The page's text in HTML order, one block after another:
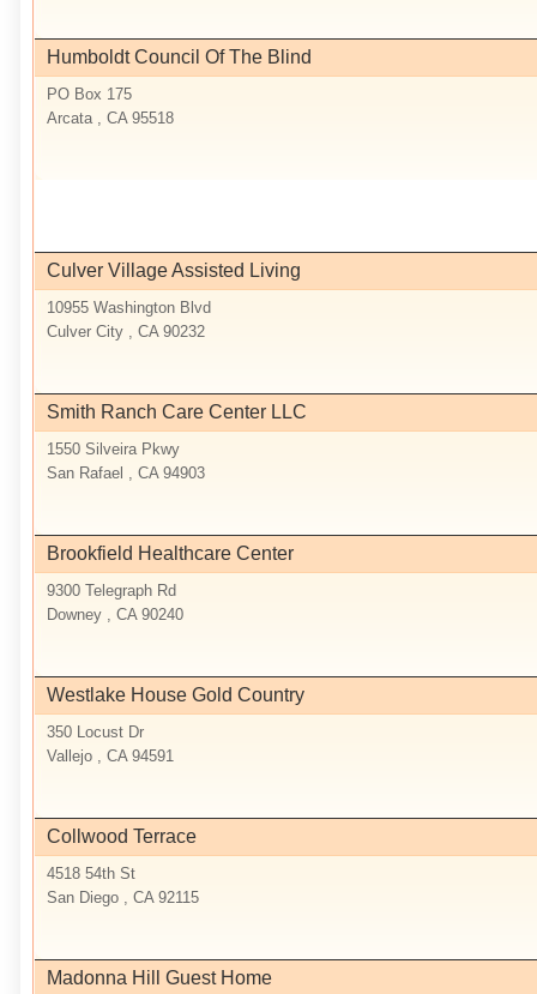
Humboldt Council Of The Blind
PO Box 175
Arcata , CA 95518
Culver Village Assisted Living
10955 Washington Blvd
Culver City , CA 90232
Smith Ranch Care Center LLC
1550 Silveira Pkwy
San Rafael , CA 94903
Brookfield Healthcare Center
9300 Telegraph Rd
Downey , CA 90240
Westlake House Gold Country
350 Locust Dr
Vallejo , CA 94591
Collwood Terrace
4518 54th St
San Diego , CA 92115
Madonna Hill Guest Home